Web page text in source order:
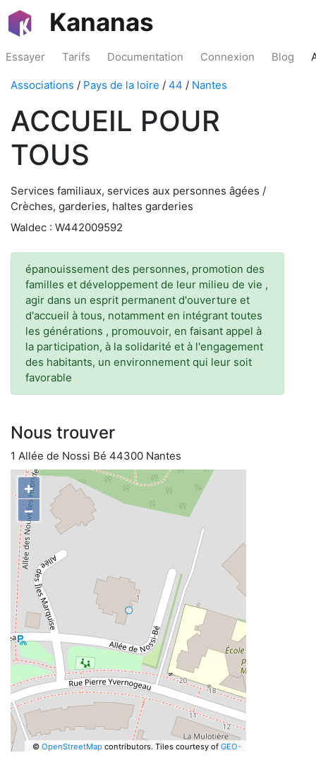
Kananas
Essayer Tarifs Documentation Connexion Blog
Associations / Pays de la loire / 44 / Nantes
ACCUEIL POUR
TOUS
Services familiaux, services aux personnes âgées /
Crèches, garderies, haltes garderies
Waldec : W442009592
épanouissement des personnes, promotion des
familles et développement de leur milieu de vie ,
agir dans un esprit permanent d'ouverture et
d'accueil à tous, notamment en intégrant toutes
les générations , promouvoir, en faisant appel à
la participation, à la solidarité et à l'engagement
des habitants, un environnement qui leur soit
favorable
Nous trouver
1 Allée de Nossi Bé 44300 Nantes
+
−
© OpenStreetMapcontributors. Tiles courtesy of GEO-